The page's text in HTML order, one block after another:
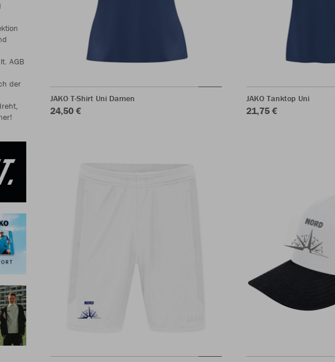
AGB
der
JAKO T-Shirt Uni Damen
24,50 €
JAKO Tanktop Uni
21,75 €